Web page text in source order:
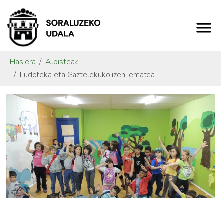
Hasiera
Albisteak
Ludoteka eta Gaztelekuko izen-ematea